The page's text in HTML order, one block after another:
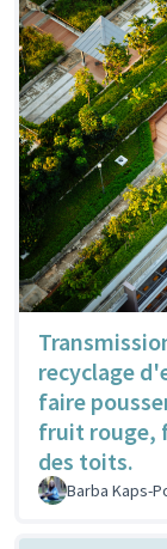
recyclage
faire
fruit rouge,
des toits.
Barba Kaps-